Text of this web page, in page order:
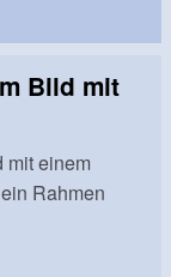
Bild mit
mit einem
Rahmen